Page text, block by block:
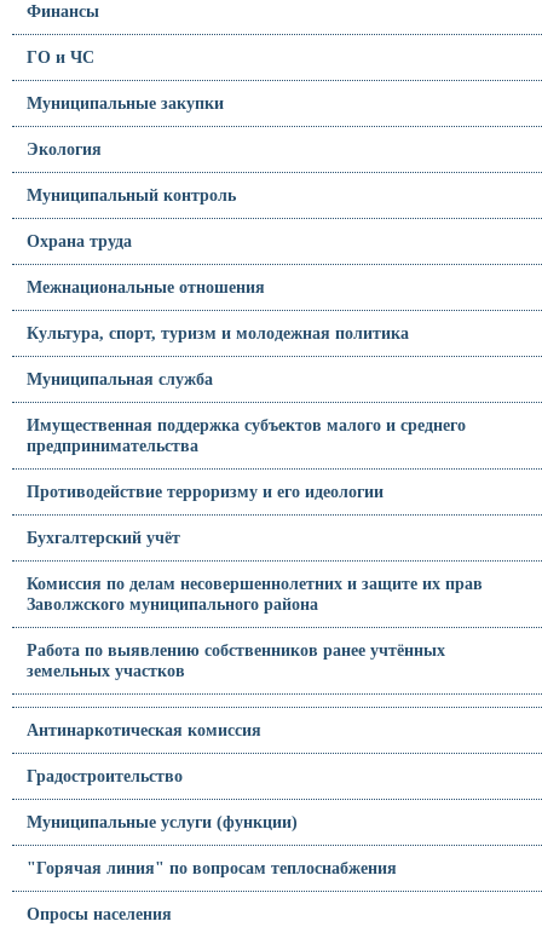
Финансы
ГО и ЧС
Муниципальные закупки
Экология
Муниципальный контроль
Охрана труда
Межнациональные отношения
Культура, спорт, туризм и молодежная политика
Муниципальная служба
Имущественная поддержка субъектов малого и среднего
предпринимательства
Противодействие терроризму и его идеологии
Бухгалтерский учёт
Комиссия по делам несовершеннолетних и защите их прав
Заволжского муниципального района
Работа по выявлению собственников ранее учтённых
земельных участков
Антинаркотическая комиссия
Градостроительство
Муниципальные услуги (функции)
"Горячая линия" по вопросам теплоснабжения
Опросы населения